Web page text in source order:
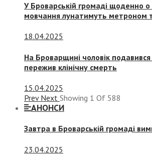
У Броварській громаді щоденно
мовчання лунатимуть метроном
18.04.2025
На Броварщині чоловік
пережив клінічну смерть
15.04.2025
Prev Next Showing 1 Of 588
АНОНСИ
Завтра в Броварській громаді
23.04.2025